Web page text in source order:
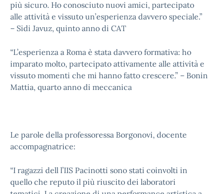
più sicuro. Ho conosciuto nuovi amici, partecipato
alle attività e vissuto un’esperienza davvero speciale.”
– Sidi Javuz, quinto anno di CAT
“L’esperienza a Roma è stata davvero formativa: ho
imparato molto, partecipato attivamente alle attività e
vissuto momenti che mi hanno fatto crescere.” – Bonin
Mattia, quarto anno di meccanica
Le parole della professoressa Borgonovi, docente
accompagnatrice:
“I ragazzi dell l’IIS Pacinotti sono stati coinvolti in
quello che reputo il più riuscito dei laboratori